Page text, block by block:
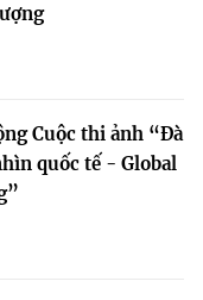
Cuộc thi ảnh “Đà
quốc tế - Global